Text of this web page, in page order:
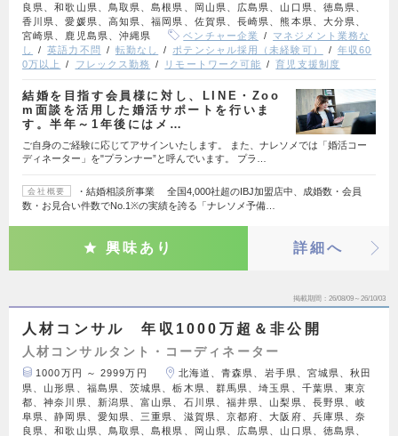
良県、和歌山県、鳥取県、島根県、岡山県、広島県、山口県、徳島県、
香川県、愛媛県、高知県、福岡県、佐賀県、長崎県、熊本県、大分県、
宮崎県、鹿児島県、沖縄県
ベンチャー企業
マネジメント業務な
し
英語力不問 転勤なし ポテンシャル採用（未経験可）
年収60
0万以上
フレックス勤務 リモートワーク可能 育児支援制度
結婚を目指す会員様に対し、LINE・Zoo
m面談を活用した婚活サポートを行いま
す。半年～1年後にはメ…
ご自身のご経験に応じてアサインいたします。 また、ナレソメでは「婚活コー
ディネーター」を"プランナー”と呼んでいます。 プラ…
会社概要
・結婚相談所事業 全国4,000社超のIBJ加盟店中、成婚数・会員
数・お見合い件数でNo.1※の実績を誇る「ナレソメ予備…
興味あり 詳細へ
掲載期間 26/08/09～26/10/03
人材コンサル 年収1000万超＆非公開
人材コンサルタント・コーディネーター
1000万円 ～ 2999万円
北海道、青森県、岩手県、宮城県、秋田
県、山形県、福島県、茨城県、栃木県、群馬県、埼玉県、千葉県、東京
都、神奈川県、新潟県、富山県、石川県、福井県、山梨県、長野県、岐
阜県、静岡県、愛知県、三重県、滋賀県、京都府、大阪府、兵庫県、奈
良県、和歌山県、鳥取県、島根県、岡山県、広島県、山口県、徳島県、